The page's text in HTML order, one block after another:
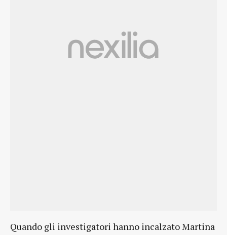
Quando gli investigatori hanno incalzato Martina